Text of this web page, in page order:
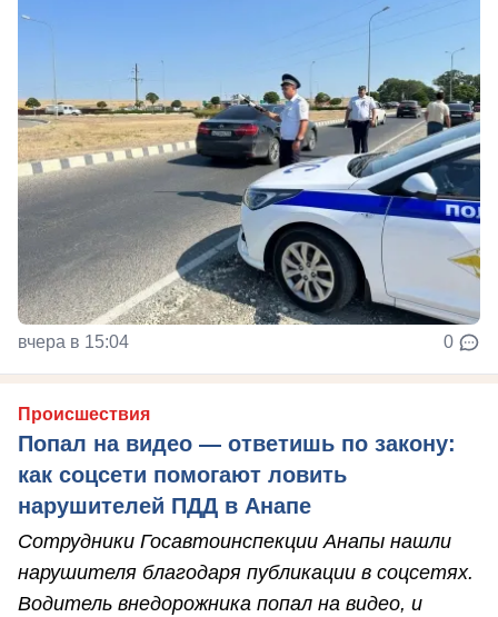
вчера в 15:04 0
Происшествия
Попал на видео — ответишь по закону:
как соцсети помогают ловить
нарушителей ПДД в Анапе
Сотрудники Госавтоинспекции Анапы нашли
нарушителя благодаря публикации в соцсетях.
Водитель внедорожника попал на видео, и